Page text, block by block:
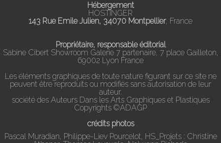
Hébergement
HOSTINGER
143 Rue Emile Julien, 34070 Montpellier, France
Propriétaire, responsable éditorial
Sabine Cibert Showroom Galerie 7 partenaire, 7 place Gailleton,
69002 Lyon France
Les éléments graphiques de toute nature figurant sur ce site ne
peuvent être reproduits ou modifiés sans autorisation de leur
auteur.
société des Auteurs Dans les Arts Graphiques et Plastiques
Copyrights ©ADAGP
crédits photos
Pascal Muradian, Philippe-Liev Pourcelot, HS_Projets : Christine